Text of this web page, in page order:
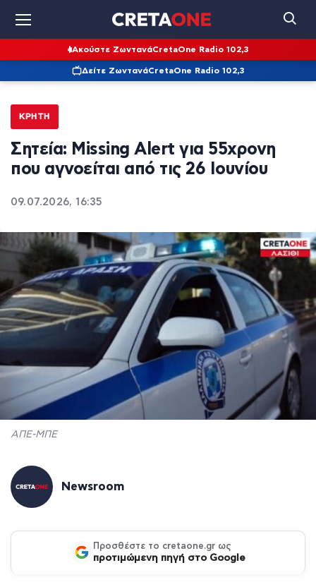
Ακούστε ΖωντανάCretaOne Radio 102,3
Δείτε ΖωντανάCretaOne Radio 102,3
ΚΡΉΤΗ
Σητεία: Missing Alert για 55χρονη
που αγνοείται από τις 26 Ιουνίου
09.07.2026, 16:35
ΑΠΕ-ΜΠΕ
Newsroom
Προσθέστε το cretaone.gr ως
προτιμώμενη πηγή στο Google